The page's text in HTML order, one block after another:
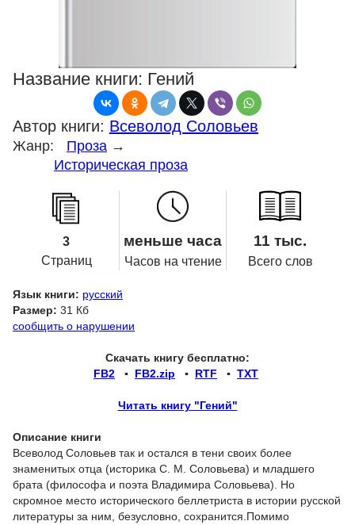
Название книги: Гений
Автор книги: Всеволод Соловьев
Жанр: Проза →
Историческая проза
3
Страниц
меньше часа
Часов на чтение
11 тыс.
Всего слов
Язык книги: русский
Размер: 31 Кб
сообщить о нарушении
Скачать книгу бесплатно:
FB2 ▪ FB2.zip ▪ RTF ▪ TXT
Читать книгу "Гений"
Описание книги
Всеволод Соловьев так и остался в тени своих более
знаменитых отца (историка С. М. Соловьева) и младшего
брата (философа и поэта Владимира Соловьева). Но
скромное место исторического беллетриста в истории русской
литературы за ним, безусловно, сохранится.Помимо